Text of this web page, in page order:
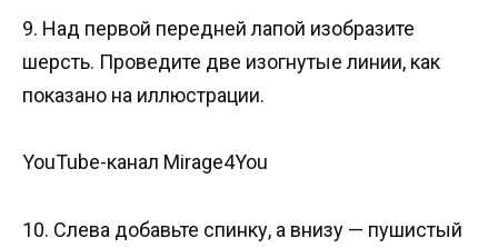
9. Над первой передней лапой изобразите
шерсть. Проведите две изогнутые линии, как
показано на иллюстрации.
YouTube-канал Mirage4You
10. Слева добавьте спинку, а внизу — пушистый